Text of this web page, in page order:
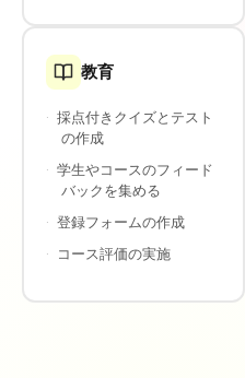
教育
· 採点付きクイズとテスト
の作成
· 学生やコースのフィード
バックを集める
· 登録フォームの作成
· コース評価の実施